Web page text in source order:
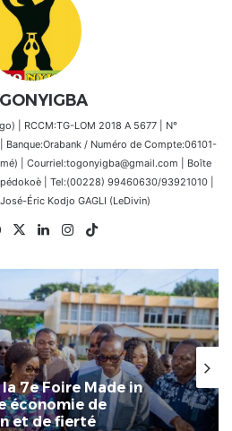
| RCCM:TG-LOM 2018 A 5677 | N°
/ Numéro de Compte:06101-
| Courriel:togonyigba@gmail.com | Boîte
| Tel:(00228) 99460630/93921010 |
Éric Kodjo GAGLI (LeDivin)
Facebook
X LinkedinInstagram